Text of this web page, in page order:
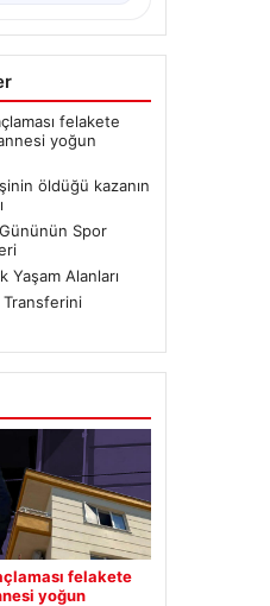
felakete
yoğun
öldüğü kazanın
Spor
Yaşam Alanları
felakete
yoğun